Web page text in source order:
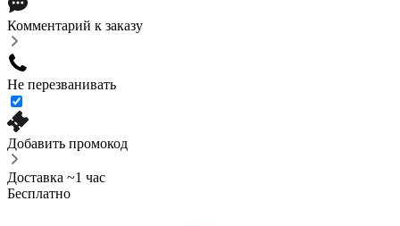
Комментарий к заказу
Не перезванивать
Добавить промокод
Доставка ~1 час
Бесплатно